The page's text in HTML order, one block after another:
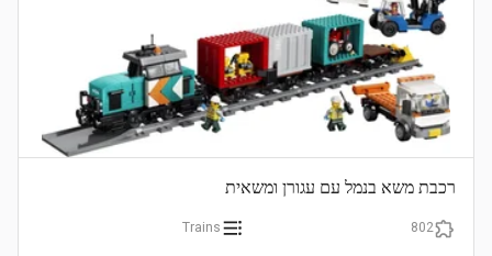
רכבת משא בנמל עם עגורן ומשאית
802
Trains